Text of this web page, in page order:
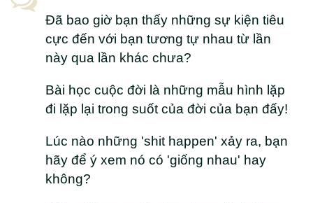
Hoạch Cuộc Đời - Lựa Chọn Kiếp Sống Mới
Luật Của Một - 07 Tầng Thứ Tiến Hóa
Nhận Thức - Sự Hợp Nhất Của Một
Đã bao giờ bạn thấy những sự kiện tiêu
cực đến với bạn tương tự nhau từ lần
này qua lần khác chưa?
Bài học cuộc đời là những mẫu hình lặp
đi lặp lại trong suốt của đời của bạn đấy!
Lúc nào những 'shit happen' xảy ra, bạn
hãy để ý xem nó có 'giống nhau' hay
không?